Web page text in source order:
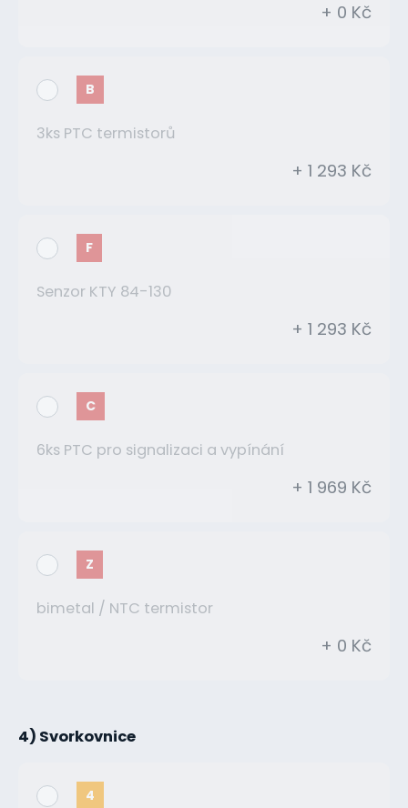
+ 0 Kč
B
3ks PTC termistorů
+ 1 293 Kč
F
Senzor KTY 84-130
+ 1 293 Kč
C
6ks PTC pro signalizaci a vypínání
+ 1 969 Kč
Z
bimetal / NTC termistor
+ 0 Kč
4) Svorkovnice
4